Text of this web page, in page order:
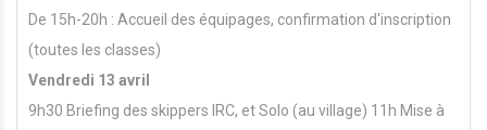
De 15h-20h : Accueil des équipages, confirmation d'inscription
(toutes les classes)
Vendredi 13 avril
9h30 Briefing des skippers IRC, et Solo (au village) 11h Mise à